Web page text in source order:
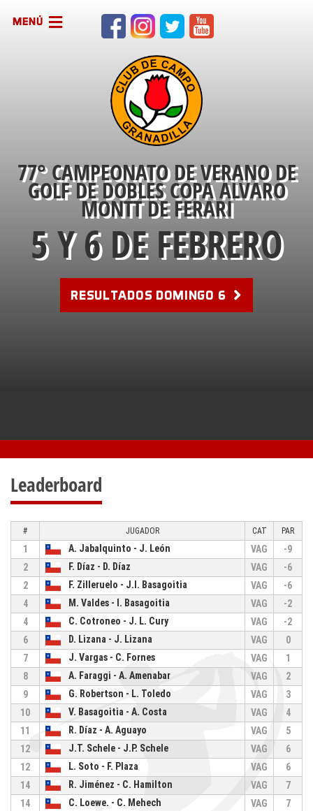
MENÚ
77° CAMPEONATO DE VERANO DE
GOLF DE DOBLES COPA ALVARO
MONTT DE FERARI
5 Y 6 DE FEBRERO
RESULTADOS DOMINGO 6
Leaderboard
# JUGADOR CAT PAR
1 A. Jabalquinto - J. León VAG
-9
2
F. Díaz - D. Díaz VAG
-6
2
F. Zilleruelo - J.I. Basagoitia VAG
-6
4
M. Valdes - I. Basagoitia VAG
-2
4
C. Cotroneo - J. L. Cury VAG
-2
6
D. Lizana - J. Lizana VAG
0
7
J. Vargas - C. Fornes VAG
1
8
A. Faraggi - A. Amenabar VAG
2
9
G. Robertson - L. Toledo VAG
3
10
V. Basagoitia - A. Costa VAG
4
11
R. Díaz - A. Aguayo VAG
5
12
J.T. Schele - J.P. Schele VAG
6
12
L. Soto - F. Plaza VAG
6
14
R. Jiménez - C. Hamilton VAG
7
14
C. Loewe. - C. Mehech VAG
7